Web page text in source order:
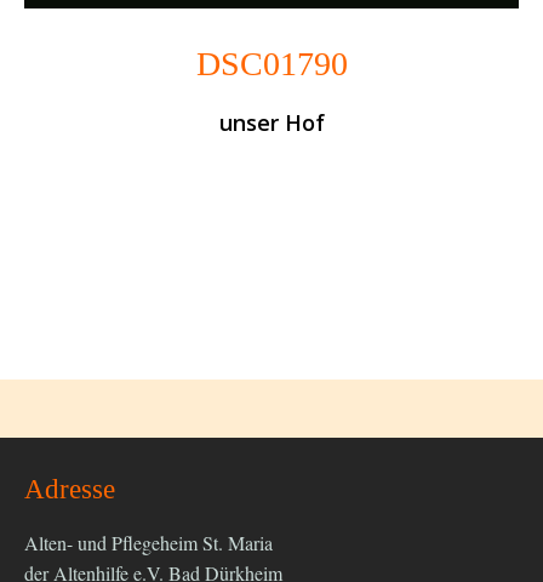
DSC01790
unser Hof
Adresse
Alten- und Pflegeheim St. Maria
der Altenhilfe e.V. Bad Dürkheim